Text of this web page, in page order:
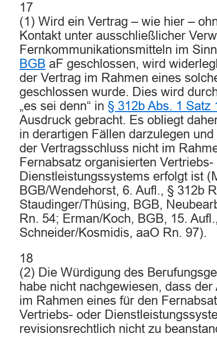
17
(1) Wird ein Vertrag – wie hier –
Kontakt unter ausschließlicher
Fernkommunikationsmitteln im
BGB aF geschlossen, wird
der Vertrag im Rahmen eines
geschlossen wurde. Dies wird
„es sei denn“ in § 312b Abs. 1 Satz
Ausdruck gebracht. Es obliegt
in derartigen Fällen darzulegen
der Vertragsschluss nicht im
Fernabsatz organisierten Vertriebs-
Dienstleistungssystems erfolgt ist
BGB/Wendehorst, 6. Aufl., § 312b
Staudinger/Thüsing, BGB,
Rn. 54; Erman/Koch, BGB, 15.
Schneider/Kosmidis, aaO Rn. 97).
18
(2) Die Würdigung des
habe nicht nachgewiesen, dass
im Rahmen eines für den
Vertriebs- oder
revisionsrechtlich nicht zu